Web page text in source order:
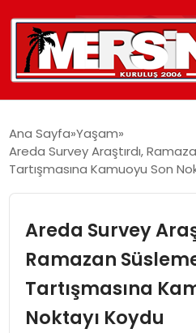
YAŞAM
EĞITIM
Ana Sayfa Yaşam
Areda Survey Araştırdı,
Tartışmasına Kamuoyu Son
Areda Survey
Ramazan
Tartışmasına
Noktayı Koydu